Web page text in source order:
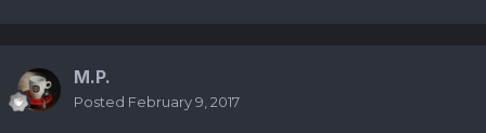
M.P.
Posted February 9, 2017